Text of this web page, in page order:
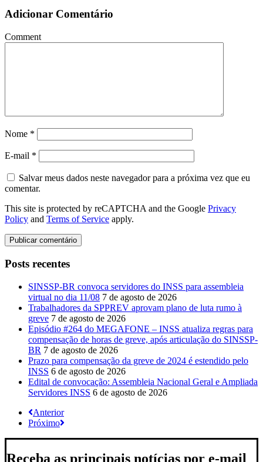
Adicionar Comentário
Comment
Nome *
E-mail *
Salvar meus dados neste navegador para a próxima vez que eu
comentar.
This site is protected by reCAPTCHA and the Google Privacy
Policy and Terms of Service apply.
Posts recentes
SINSSP-BR convoca servidores do INSS para assembleia
virtual no dia 11/08 7 de agosto de 2026
Trabalhadores da SPPREV aprovam plano de luta rumo à
greve 7 de agosto de 2026
Episódio #264 do MEGAFONE – INSS atualiza regras para
compensação de horas de greve, após articulação do SINSSP-
BR 7 de agosto de 2026
Prazo para compensação da greve de 2024 é estendido pelo
INSS 6 de agosto de 2026
Edital de convocação: Assembleia Nacional Geral e Ampliada
Servidores INSS 6 de agosto de 2026
Anterior
Próximo
Receba as principais notícias por e-mail